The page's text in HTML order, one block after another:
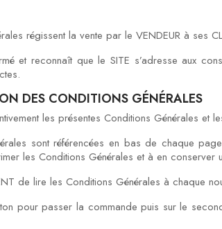
régissent la vente par le VENDEUR à ses
et reconnaît que le SITE s’adresse aux
DES CONDITIONS GÉNÉRALES
les présentes Conditions Générales
sont référencées en bas de chaque
les Conditions Générales et à en conserver
de lire les Conditions Générales à chaque
pour passer la commande puis sur le